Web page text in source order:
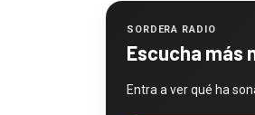
SORDERA RADIO
Escucha más
Entra a ver qué ha